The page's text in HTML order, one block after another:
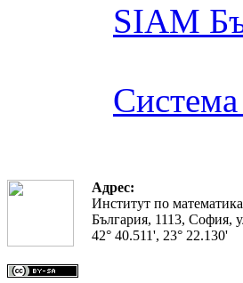
SIAM
Адрес:
Институт по
България, 1113, София,
42° 40.511', 23° 22.130'